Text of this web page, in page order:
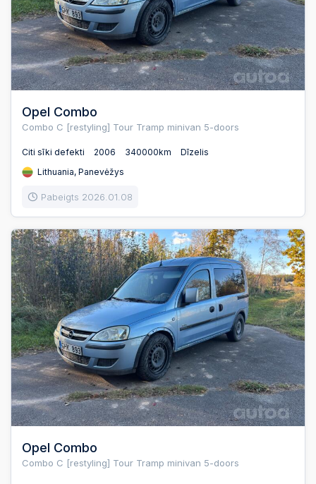
Opel Combo
Combo C [restyling] Tour Tramp minivan 5-doors
Citi sīki defekti 2006 340000km
Dīzelis
Lithuania, Panevėžys
Pabeigts 2026.01.08
Opel Combo
Combo C [restyling] Tour Tramp minivan 5-doors